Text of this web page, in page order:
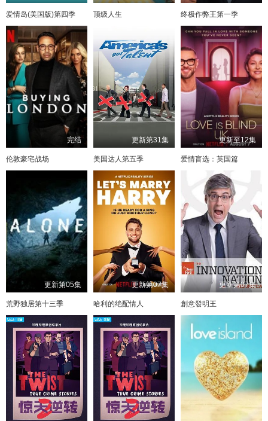
爱情岛(美国版)第四季 顶级人生 终极作弊王第一季
完结
伦敦豪宅战场
更新第31集
美国达人第五季
更新至12集
爱情盲选：英国篇
更新第05集
荒野独居第十三季
更新第07集
哈利的绝配情人
更新第07集
創意發明王